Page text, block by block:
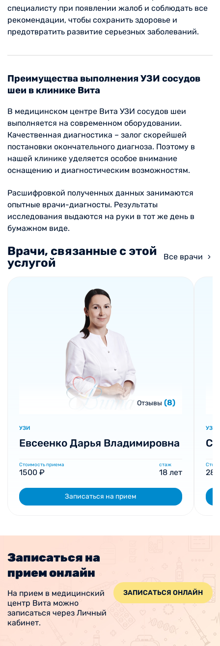
специалисту при появлении жалоб и соблюдать все
рекомендации, чтобы сохранить здоровье и
предотвратить развитие серьезных заболеваний.
Преимущества выполнения УЗИ сосудов
шеи в клинике Вита
В медицинском центре Вита УЗИ сосудов шеи
выполняется на современном оборудовании.
Качественная диагностика – залог скорейшей
постановки окончательного диагноза. Поэтому в
нашей клинике уделяется особое внимание
оснащению и диагностическим возможностям.
Расшифровкой полученных данных занимаются
опытные врачи-диагносты. Результаты
исследования выдаются на руки в тот же день в
бумажном виде.
Врачи, связанные с этой
услугой
Все врачи
Отзывы (8)
УЗИ
Евсеенко Дарья Владимировна
Стоимость приема
1500 ₽
стаж
18 лет
Записаться на прием
УЗИ
Записаться на
прием онлайн
На прием в медицинский
центр Вита можно
записаться через Личный
кабинет.
ЗАПИСАТЬСЯ ОНЛАЙН